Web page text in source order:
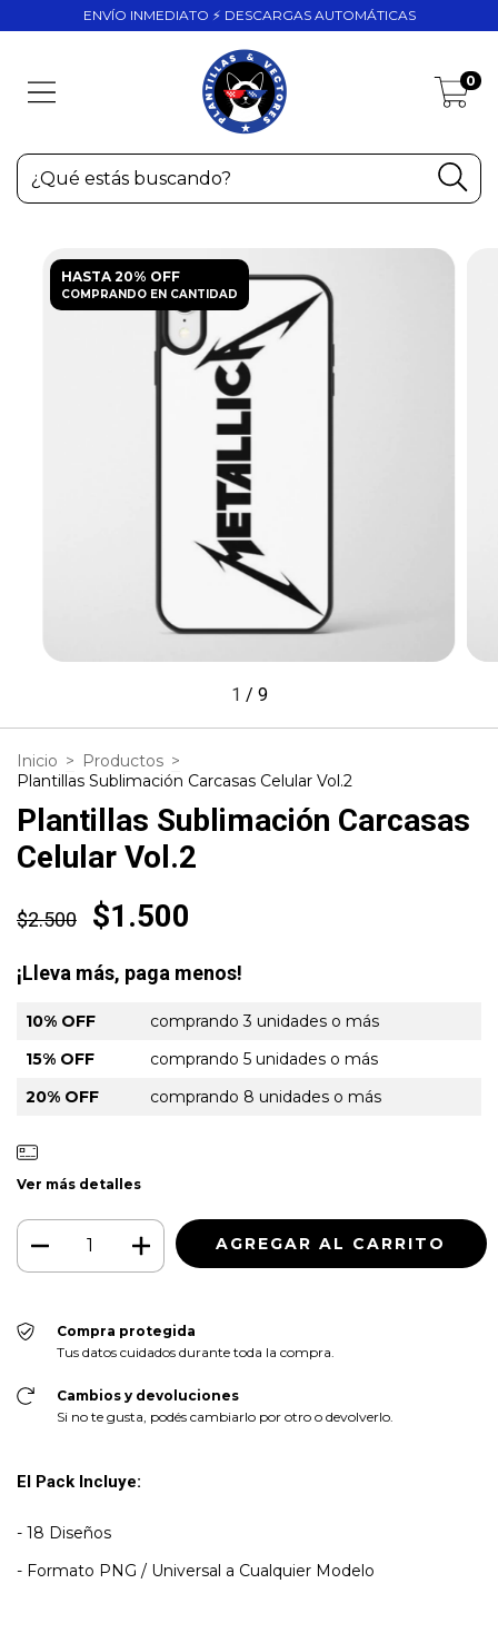
ENVÍO INMEDIATO ⚡ DESCARGAS AUTOMÁTICAS
0
HASTA 20% OFF
COMPRANDO EN CANTIDAD
1 / 9
Inicio > Productos >
Plantillas Sublimación Carcasas Celular Vol.2
Plantillas Sublimación Carcasas
Celular Vol.2
$2.500 $1.500
¡Lleva más, paga menos!
10% OFF
comprando 3 unidades o más
15% OFF
comprando 5 unidades o más
20% OFF
comprando 8 unidades o más
Ver más detalles
Compra protegida
Tus datos cuidados durante toda la compra.
Cambios y devoluciones
Si no te gusta, podés cambiarlo por otro o devolverlo.
El Pack Incluye:
- 18 Diseños
- Formato PNG / Universal a Cualquier Modelo